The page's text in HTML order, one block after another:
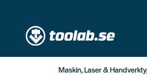
Maskin, Laser &